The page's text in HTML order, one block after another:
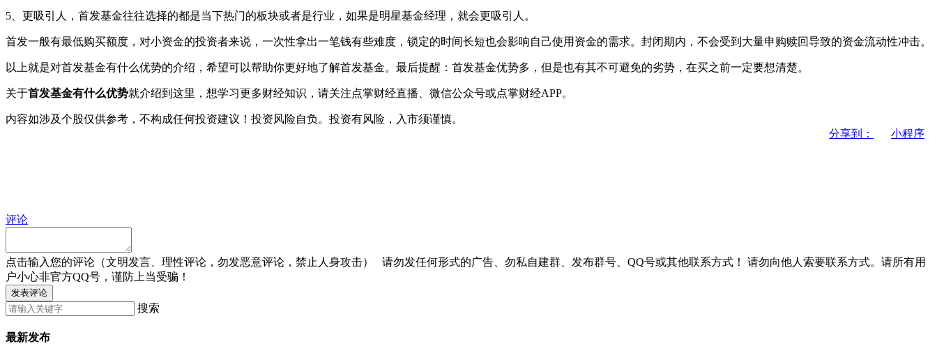
5、更吸引人，首发基金往往选择的都是当下热门的板块或者是行业，如果是明星基金经理，就会更吸引人。
首发一般有最低购买额度，对小资金的投资者来说，一次性拿出一笔钱有些难度，锁定的时间长短也会影响自己使用资金的需求。封闭期内，不会受到大量申购赎回导致的资金流动性冲击。
以上就是对首发基金有什么优势的介绍，希望可以帮助你更好地了解首发基金。最后提醒：首发基金优势多，但是也有其不可避免的劣势，在买之前一定要想清楚。
关于首发基金有什么优势就介绍到这里，想学习更多财经知识，请关注点掌财经直播、微信公众号或点掌财经APP。
内容如涉及个股仅供参考，不构成任何投资建议！投资风险自负。投资有风险，入市须谨慎。
分享到：
小程序
评论
点击输入您的评论（文明发言、理性评论，勿发恶意评论，禁止人身攻击） 请勿发任何形式的广告、勿私自建群、发布群号、QQ号或其他联系方式！
请勿向他人索要联系方式。请所有用
户小心非官方QQ号，谨防上当受骗！
发表评论
搜索
最新发布